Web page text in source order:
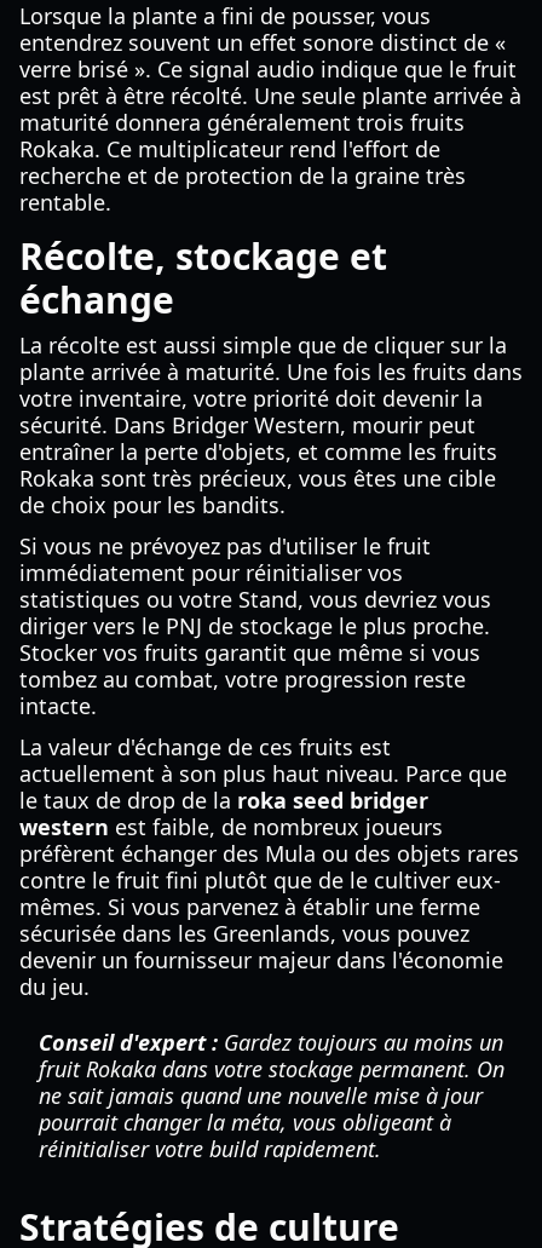
Lorsque la plante a fini de pousser, vous
entendrez souvent un effet sonore distinct de «
verre brisé ». Ce signal audio indique que le fruit
est prêt à être récolté. Une seule plante arrivée à
maturité donnera généralement trois fruits
Rokaka. Ce multiplicateur rend l'effort de
recherche et de protection de la graine très
rentable.
Récolte, stockage et
échange
La récolte est aussi simple que de cliquer sur la
plante arrivée à maturité. Une fois les fruits dans
votre inventaire, votre priorité doit devenir la
sécurité. Dans Bridger Western, mourir peut
entraîner la perte d'objets, et comme les fruits
Rokaka sont très précieux, vous êtes une cible
de choix pour les bandits.
Si vous ne prévoyez pas d'utiliser le fruit
immédiatement pour réinitialiser vos
statistiques ou votre Stand, vous devriez vous
diriger vers le PNJ de stockage le plus proche.
Stocker vos fruits garantit que même si vous
tombez au combat, votre progression reste
intacte.
La valeur d'échange de ces fruits est
actuellement à son plus haut niveau. Parce que
le taux de drop de la roka seed bridger
western est faible, de nombreux joueurs
préfèrent échanger des Mula ou des objets rares
contre le fruit fini plutôt que de le cultiver eux-
mêmes. Si vous parvenez à établir une ferme
sécurisée dans les Greenlands, vous pouvez
devenir un fournisseur majeur dans l'économie
du jeu.
Conseil d'expert : Gardez toujours au moins un
fruit Rokaka dans votre stockage permanent. On
ne sait jamais quand une nouvelle mise à jour
pourrait changer la méta, vous obligeant à
réinitialiser votre build rapidement.
Stratégies de culture